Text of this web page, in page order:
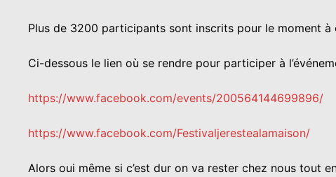
Plus de 3200 participants sont inscrits pour le moment
Ci-dessous le lien où se rendre pour participer à
https://www.facebook.com/events/200564144699896/
https://www.facebook.com/Festivaljerestealamaison/
Alors oui même si c’est dur on va rester chez nous tout